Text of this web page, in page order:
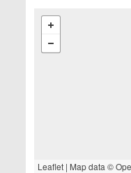
Leaflet| Map data ©